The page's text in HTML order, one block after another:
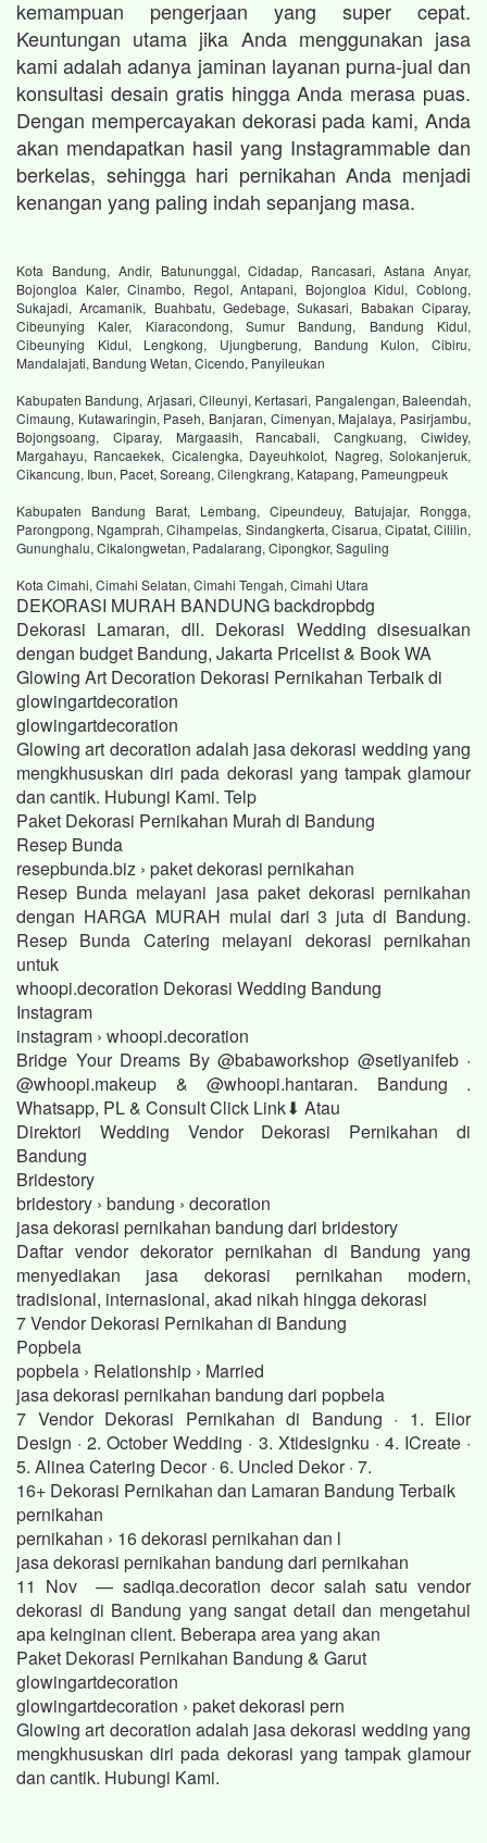
kemampuan pengerjaan yang super cepat.
Keuntungan utama jika Anda menggunakan jasa
kami adalah adanya jaminan layanan purna-jual dan
konsultasi desain gratis hingga Anda merasa puas.
Dengan mempercayakan dekorasi pada kami, Anda
akan mendapatkan hasil yang Instagrammable dan
berkelas, sehingga hari pernikahan Anda menjadi
kenangan yang paling indah sepanjang masa.
Kota Bandung, Andir, Batununggal, Cidadap, Rancasari, Astana Anyar,
Bojongloa Kaler, Cinambo, Regol, Antapani, Bojongloa Kidul, Coblong,
Sukajadi, Arcamanik, Buahbatu, Gedebage, Sukasari, Babakan Ciparay,
Cibeunying Kaler, Kiaracondong, Sumur Bandung, Bandung Kidul,
Cibeunying Kidul, Lengkong, Ujungberung, Bandung Kulon, Cibiru,
Mandalajati, Bandung Wetan, Cicendo, Panyileukan
Kabupaten Bandung, Arjasari, Cileunyi, Kertasari, Pangalengan, Baleendah,
Cimaung, Kutawaringin, Paseh, Banjaran, Cimenyan, Majalaya, Pasirjambu,
Bojongsoang, Ciparay, Margaasih, Rancabali, Cangkuang, Ciwidey,
Margahayu, Rancaekek, Cicalengka, Dayeuhkolot, Nagreg, Solokanjeruk,
Cikancung, Ibun, Pacet, Soreang, Cilengkrang, Katapang, Pameungpeuk
Kabupaten Bandung Barat, Lembang, Cipeundeuy, Batujajar, Rongga,
Parongpong, Ngamprah, Cihampelas, Sindangkerta, Cisarua, Cipatat, Cililin,
Gununghalu, Cikalongwetan, Padalarang, Cipongkor, Saguling
Kota Cimahi, Cimahi Selatan, Cimahi Tengah, Cimahi Utara
DEKORASI MURAH BANDUNG backdropbdg
Dekorasi Lamaran, dll. Dekorasi Wedding disesuaikan
dengan budget Bandung, Jakarta Pricelist & Book WA
Glowing Art Decoration Dekorasi Pernikahan Terbaik di
glowingartdecoration
glowingartdecoration
Glowing art decoration adalah jasa dekorasi wedding yang
mengkhususkan diri pada dekorasi yang tampak glamour
dan cantik. Hubungi Kami. Telp
Paket Dekorasi Pernikahan Murah di Bandung
Resep Bunda
resepbunda.biz › paket dekorasi pernikahan
Resep Bunda melayani jasa paket dekorasi pernikahan
dengan HARGA MURAH mulai dari 3 juta di Bandung.
Resep Bunda Catering melayani dekorasi pernikahan
untuk
whoopi.decoration Dekorasi Wedding Bandung
Instagram
instagram › whoopi.decoration
Bridge Your Dreams By @babaworkshop @setiyanifeb ·
@whoopi.makeup & @whoopi.hantaran. Bandung .
Whatsapp, PL & Consult Click Link⬇ Atau
Direktori Wedding Vendor Dekorasi Pernikahan di
Bandung
Bridestory
bridestory › bandung › decoration
jasa dekorasi pernikahan bandung dari bridestory
Daftar vendor dekorator pernikahan di Bandung yang
menyediakan jasa dekorasi pernikahan modern,
tradisional, internasional, akad nikah hingga dekorasi
7 Vendor Dekorasi Pernikahan di Bandung
Popbela
popbela › Relationship › Married
jasa dekorasi pernikahan bandung dari popbela
7 Vendor Dekorasi Pernikahan di Bandung · 1. Elior
Design · 2. October Wedding · 3. Xtidesignku · 4. ICreate ·
5. Alinea Catering Decor · 6. Uncled Dekor · 7.
16+ Dekorasi Pernikahan dan Lamaran Bandung Terbaik
pernikahan
pernikahan › 16 dekorasi pernikahan dan l
jasa dekorasi pernikahan bandung dari pernikahan
11 Nov — sadiqa.decoration decor salah satu vendor
dekorasi di Bandung yang sangat detail dan mengetahui
apa keinginan client. Beberapa area yang akan
Paket Dekorasi Pernikahan Bandung & Garut
glowingartdecoration
glowingartdecoration › paket dekorasi pern
Glowing art decoration adalah jasa dekorasi wedding yang
mengkhususkan diri pada dekorasi yang tampak glamour
dan cantik. Hubungi Kami.